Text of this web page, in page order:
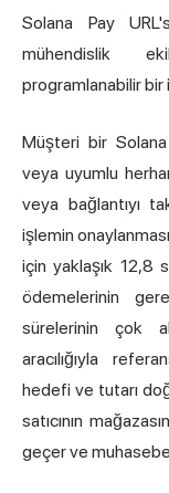
Solana Pay
mühendislik
programlanabilir bir
Müşteri bir
veya uyumlu
veya bağlantıyı
işlemin
için yaklaşık 12,8
ödemelerinin
sürelerinin çok
aracılığıyla
hedefi ve tutarı
satıcının
geçer ve